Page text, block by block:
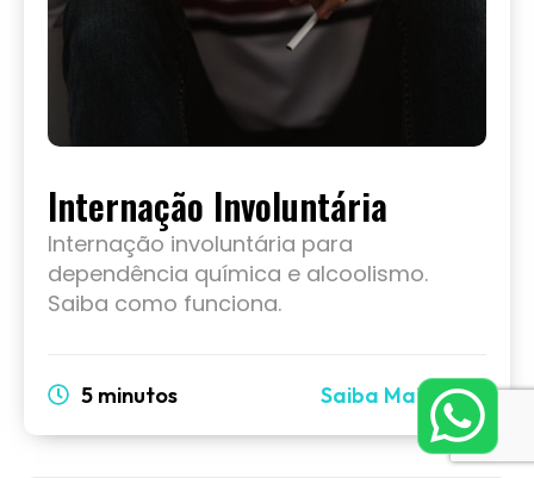
Internação Involuntária
Internação involuntária para
dependência química e alcoolismo.
Saiba como funciona.
5 minutos Saiba Mais